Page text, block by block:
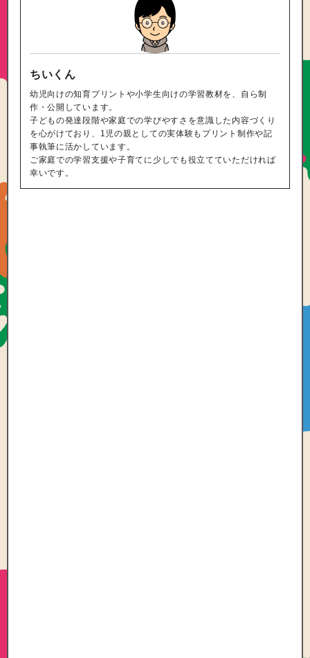
ちいくん
幼児向けの知育プリントや小学生向けの学習教材を、自ら制
作・公開しています。
子どもの発達段階や家庭での学びやすさを意識した内容づくり
を心がけており、1児の親としての実体験もプリント制作や記
事執筆に活かしています。
ご家庭での学習支援や子育てに少しでも役立てていただければ
幸いです。